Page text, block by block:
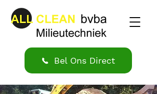
Bel Ons Direct